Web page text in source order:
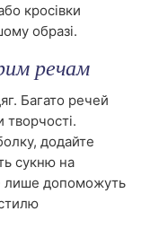
кросівки
образі.
речам
Багато речей
додайте
сукню на
лише допоможуть